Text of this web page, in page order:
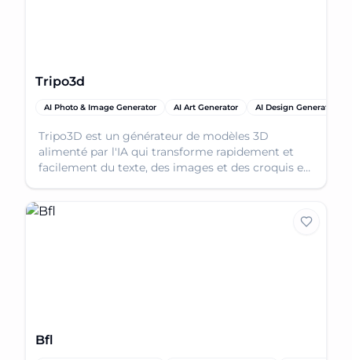
Tripo3d
AI Photo & Image Generator AI Art Generator AI Design Generator
Tripo3D est un générateur de modèles 3D
alimenté par l'IA qui transforme rapidement et
facilement du texte, des images et des croquis en
Bfl